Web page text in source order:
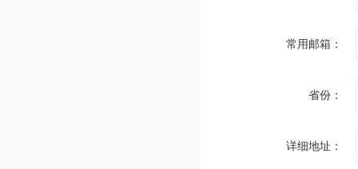
常用邮箱：
省份：
详细地址：